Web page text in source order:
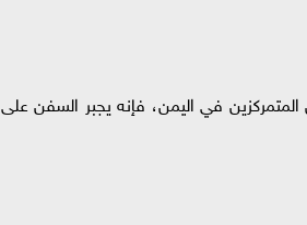
في اليمن، فإنه يجبر السفن على